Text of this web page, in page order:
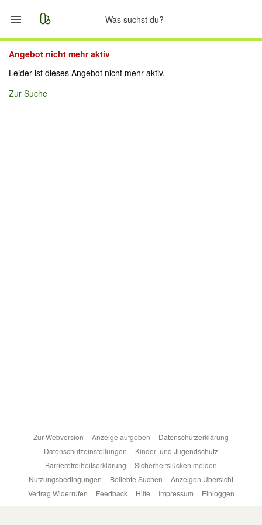
Start
Angebot nicht mehr aktiv
Leider ist dieses Angebot nicht mehr aktiv.
Zur Suche
Zur Webversion Anzeige aufgeben
Datenschutzerklärung
Datenschutzeinstellungen
Kinder- und Jugendschutz
Barrierefreiheitserklärung
Sicherheitslücken melden
Nutzungsbedingungen
Beliebte Suchen
Anzeigen Übersicht
Vertrag Widerrufen
Feedback Hilfe Impressum Einloggen